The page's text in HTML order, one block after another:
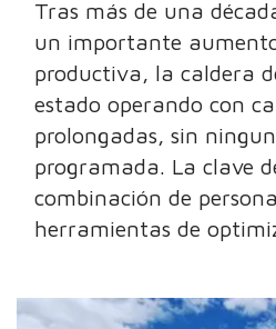
Tras más de una
un importante
productiva, la caldera
estado operando con
prolongadas, sin
programada. La clave
combinación de
herramientas de